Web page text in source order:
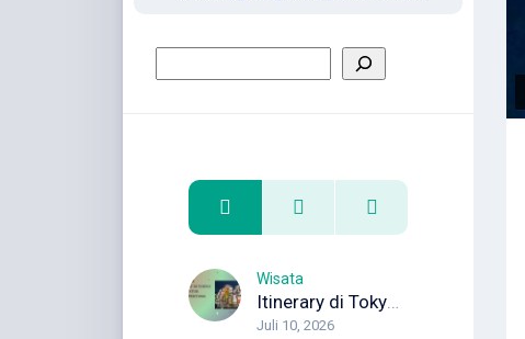
Wisata
Itinerary di Tokyo 5 Hari untuk Wisata Pertama Kali
Juli 10, 2026